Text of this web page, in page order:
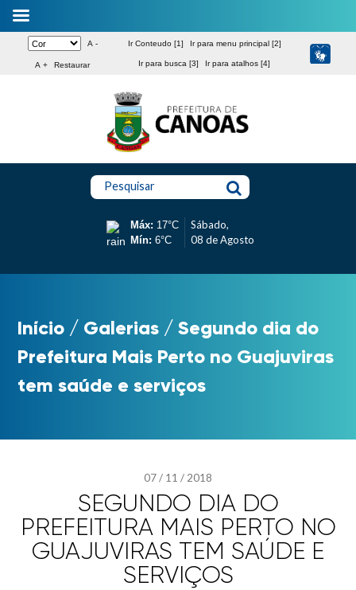
A -
A + Restaurar
Ir Conteudo [1] Ir para menu principal [2]
Ir para busca [3] Ir para atalhos [4]
Pesquisar
Máx: 17°C
Mín: 6°C
Sábado,
08 de Agosto
Início / Galerias /Segundo dia do
Prefeitura Mais Perto no Guajuviras
tem saúde e serviços
07/ 11 /2018
SEGUNDO DIA DO
PREFEITURA MAIS PERTO NO
GUAJUVIRAS TEM SAÚDE E
SERVIÇOS